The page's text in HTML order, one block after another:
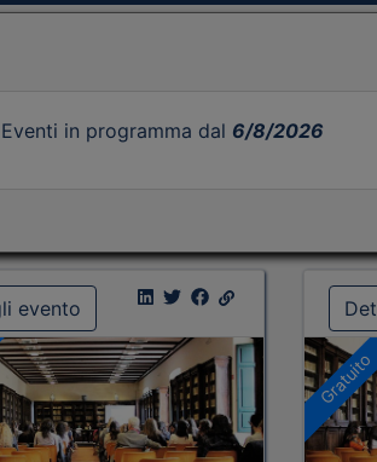
in programma dal 6/8/2026
evento
Gratuito